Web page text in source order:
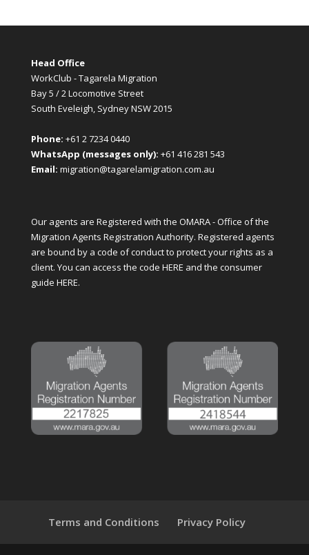
Head Office
WorkClub - Tagarela Migration
Bay 5 / 2 Locomotive Street
South Eveleigh, Sydney NSW 2015
Phone: +61 2 7234 0440
WhatsApp (messages only): +61 416 281 543
Email: migration@tagarelamigration.com.au
Our agents are Registered with the OMARA - Office of the
Migration Agents Registration Authority. Registered agents
are bound by a code of conduct to protect your rights as a
client. You can access the code HERE and the consumer
guide HERE.
Terms and Conditions Privacy Policy